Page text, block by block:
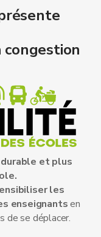
et plus
les
enseignantsen
de se déplacer.